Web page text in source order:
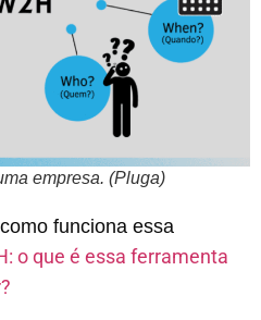
empresa. (Pluga)
funciona essa
o que é essa ferramenta